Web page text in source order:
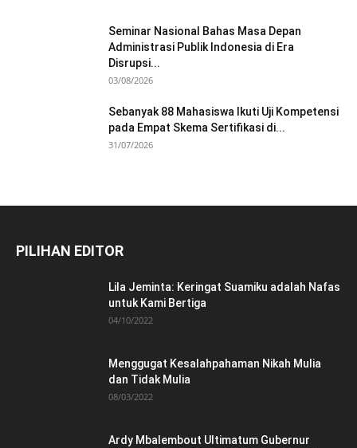
Seminar Nasional Bahas Masa Depan
Administrasi Publik Indonesia di Era
Disrupsi...
03/08/2026
Sebanyak 88 Mahasiswa Ikuti Uji Kompetensi
pada Empat Skema Sertifikasi di...
31/07/2026
PILIHAN EDITOR
Lila Jeminta: Keringat Suamiku adalah Nafas
untuk Kami Bertiga
04/10/2022
Menggugat Kesalahpahaman Nikah Mulia
dan Tidak Mulia
08/03/2022
Ardy Mbalembout Ultimatum Gubernur